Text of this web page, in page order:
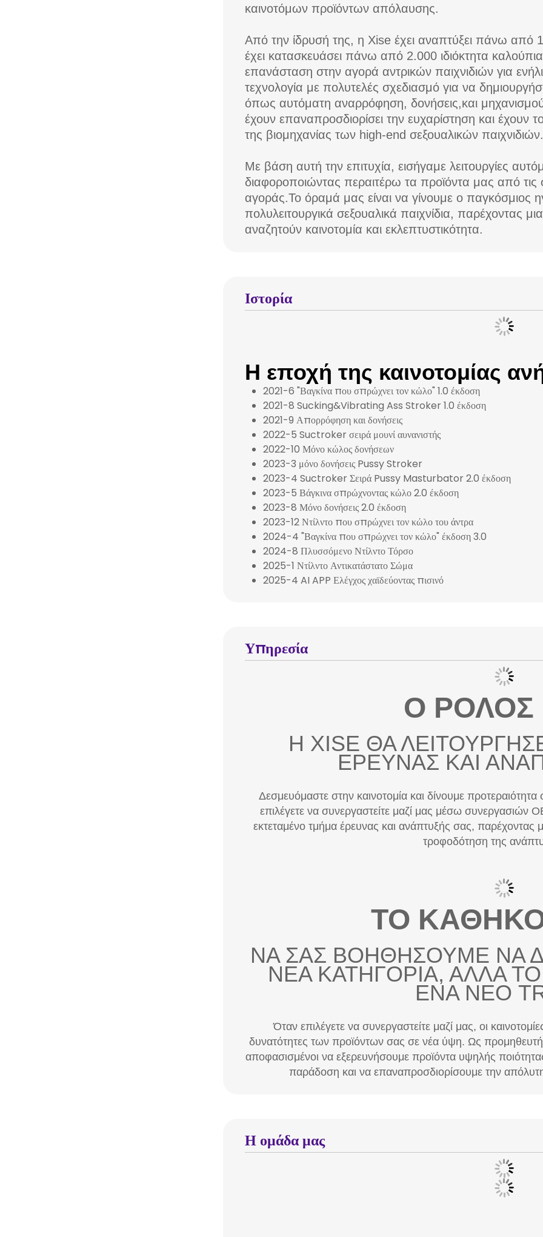
καινοτόμων προϊόντων απόλαυσης.
Από την ίδρυσή της, η Xise έχει αναπτύξει πάνω από
έχει κατασκευάσει πάνω από 2.000 ιδιόκτητα
επανάσταση στην αγορά αντρικών παιχνιδιών για
τεχνολογία με πολυτελές σχεδιασμό για να
όπως αυτόματη αναρρόφηση, δονήσεις,και
έχουν επαναπροσδιορίσει την ευχαρίστηση και
της βιομηχανίας των high-end σεξουαλικών παιχνιδιών.
Με βάση αυτή την επιτυχία, εισήγαμε λειτουργίες
διαφοροποιώντας περαιτέρω τα προϊόντα μας από
αγοράς.Το όραμά μας είναι να γίνουμε ο παγκόσμιος
πολυλειτουργικά σεξουαλικά παιχνίδια, παρέχοντας
αναζητούν καινοτομία και εκλεπτυστικότητα.
Ιστορία
2021-6 "Βαγκίνα που σπρώχνει τον κώλο" 1.0 έκδοση
2021-8 Sucking&Vibrating Ass Stroker 1.0 έκδοση
2021-9 Απορρόφηση και δονήσεις
2022-5 Suctroker σειρά μουνί αυνανιστής
2022-10 Μόνο κώλος δονήσεων
2023-3 μόνο δονήσεις Pussy Stroker
2023-4 Suctroker Σειρά Pussy Masturbator 2.0 έκδοση
2023-5 Βάγκινα σπρώχνοντας κώλο 2.0 έκδοση
2023-8 Μόνο δονήσεις 2.0 έκδοση
2023-12 Ντίλντο που σπρώχνει τον κώλο του άντρα
2024-4 "Βαγκίνα που σπρώχνει τον κώλο" έκδοση 3.0
2024-8 Πλυσσόμενο Ντίλντο Τόρσο
2025-1 Ντίλντο Αντικατάστατο Σώμα
2025-4 AI APP Ελέγχος χαϊδεύοντας πισινό
Ο ΡΟΛΟΣ
Η XISE ΘΑ
ΕΡΕΥΝΑΣ ΚΑΙ
Δεσμευόμαστε στην καινοτομία και δίνουμε
επιλέγετε να συνεργαστείτε μαζί μας μέσω συνεργασιών
τροφοδότηση της
ΤΟ
ΝΑ ΣΑΣ ΒΟΗΘΗΣΟΥΜΕ ΝΑ
ΝΕΑ ΚΑΤΗΓΟΡΙΑ, ΑΛΛΑ
ΕΝΑ ΝΕΟ
Όταν επιλέγετε να συνεργαστείτε μαζί μας, οι
δυνατότητες των προϊόντων σας σε νέα ύψη. Ως
παράδοση και να επαναπροσδιορίσουμε την